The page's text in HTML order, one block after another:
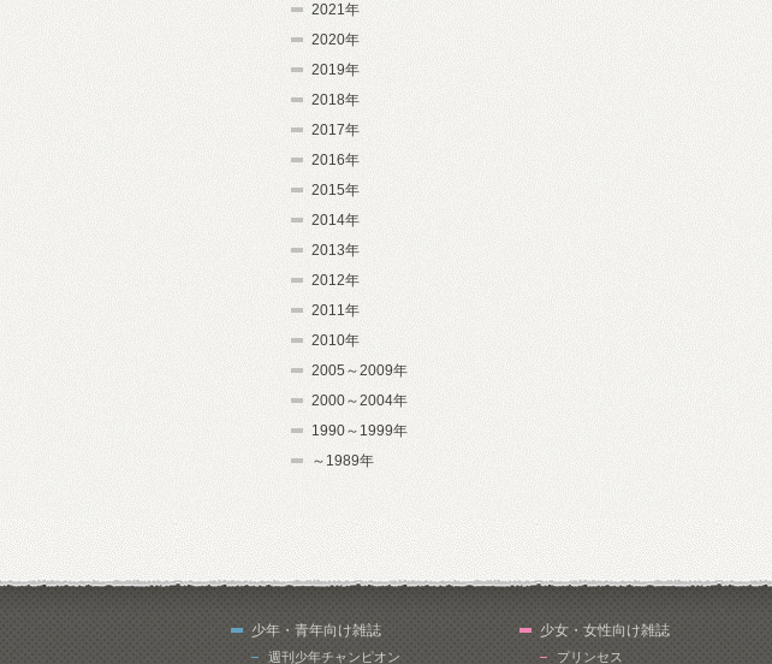
2021年
2020年
2019年
2018年
2017年
2016年
2015年
2014年
2013年
2012年
2011年
2010年
2005～2009年
2000～2004年
1990～1999年
～1989年
少年・青年向け雑誌
週刊少年チャンピオン
少女・女性向け雑誌
プリンセス